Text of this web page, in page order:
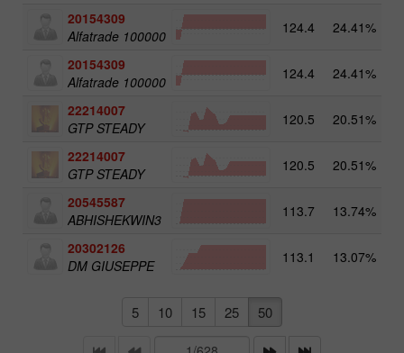
20154309
Alfatrade 100000
124.4 24.41%
20154309
Alfatrade 100000
124.4 24.41%
22214007
GTP STEADY
120.5 20.51%
22214007
GTP STEADY
120.5 20.51%
20545587
ABHISHEKWIN3
113.7 13.74%
20302126
DM GIUSEPPE
113.1 13.07%
5 10 15 25 50